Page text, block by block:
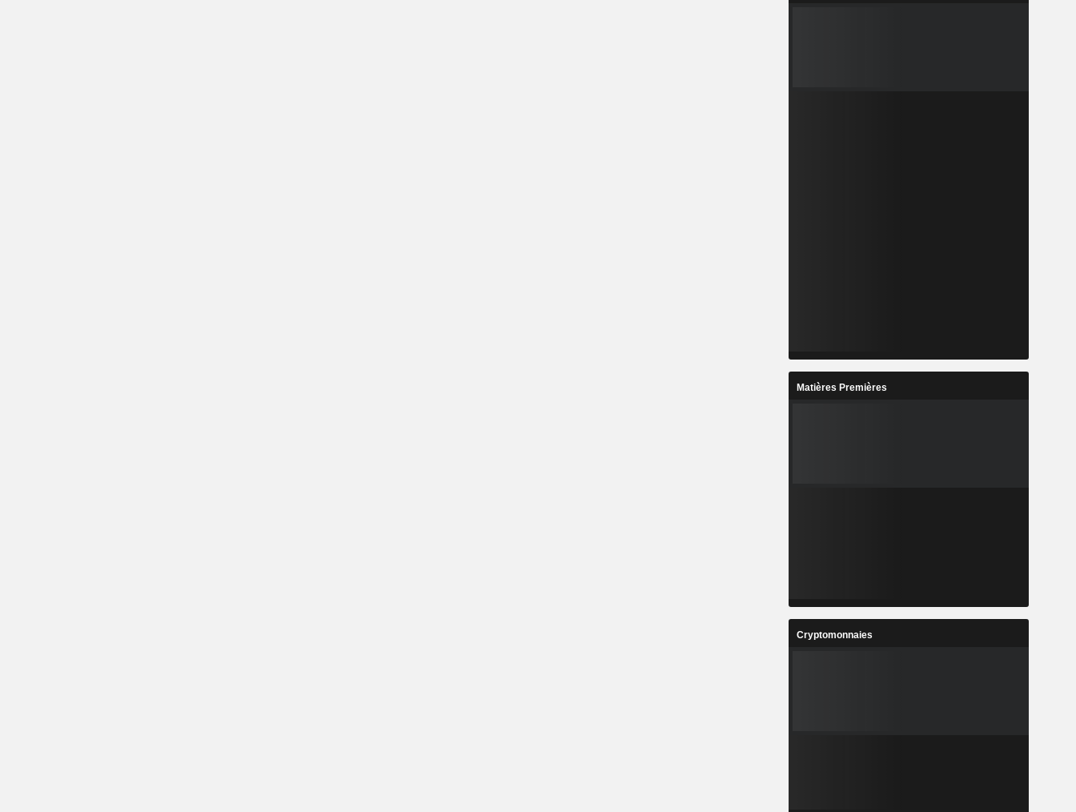
Matières Premières
Cryptomonnaies